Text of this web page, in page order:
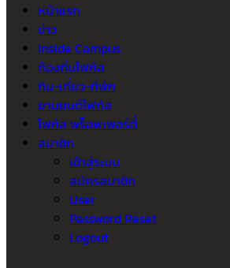
หน้าแรก
ข่าว
Inside Campus
ท้องถิ่นโฟกัส
กิน-เที่ยว-ที่พัก
ยานยนต์โฟกัส
โฟกัส พร็อพเพอร์ตี้
สมาชิก
เข้าสู่ระบบ
สมัครสมาชิก
User
Password Reset
Logout